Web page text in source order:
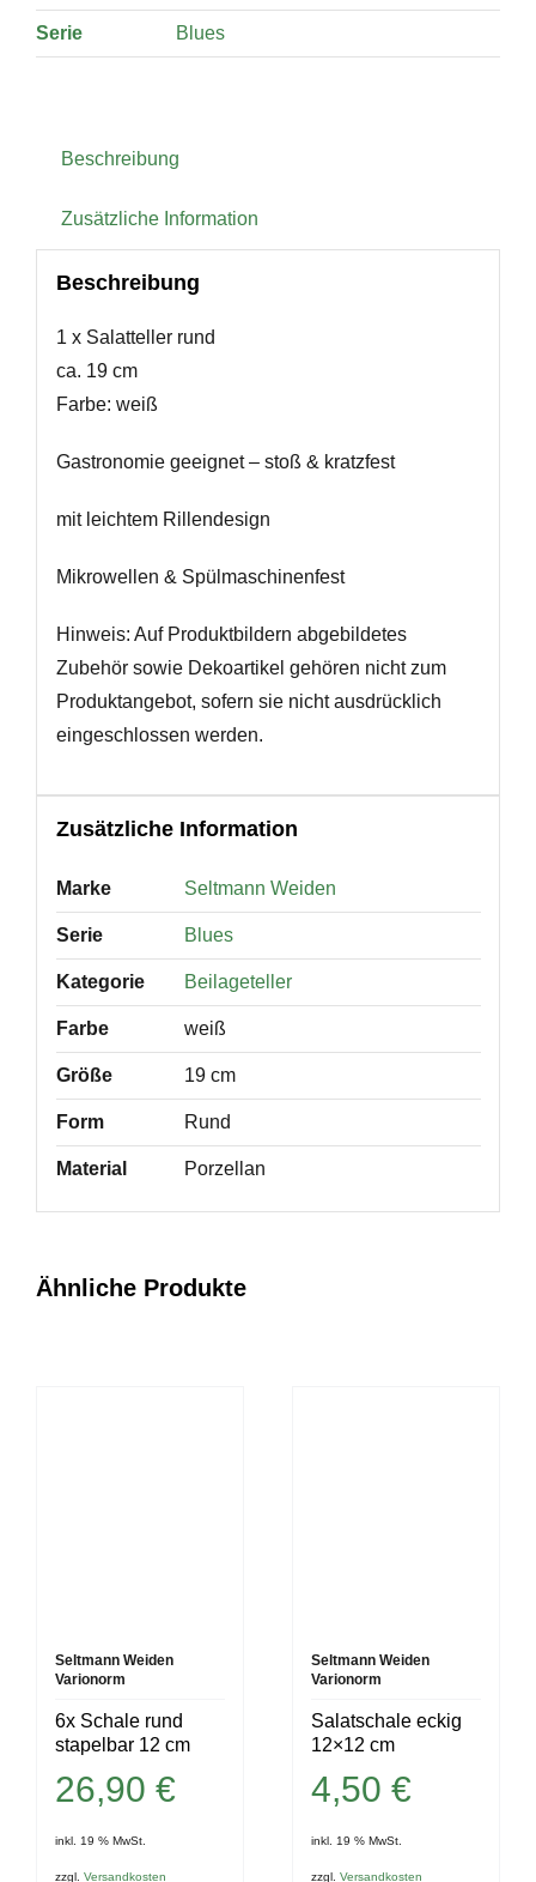
Serie Blues
Beschreibung
Zusätzliche Information
Beschreibung
1 x Salatteller rund
ca. 19 cm
Farbe: weiß
Gastronomie geeignet – stoß & kratzfest
mit leichtem Rillendesign
Mikrowellen & Spülmaschinenfest
Hinweis: Auf Produktbildern abgebildetes
Zubehör sowie Dekoartikel gehören nicht zum
Produktangebot, sofern sie nicht ausdrücklich
eingeschlossen werden.
Zusätzliche Information
Marke Seltmann Weiden
Serie Blues
Kategorie Beilageteller
Farbe weiß
Größe 19 cm
Form Rund
Material Porzellan
Ähnliche Produkte
Seltmann Weiden
Varionorm
6x Schale rund
stapelbar 12 cm
26,90 €
inkl. 19 % MwSt.
zzgl. Versandkosten
Seltmann Weiden
Varionorm
Salatschale eckig
12×12 cm
4,50€
inkl. 19 % MwSt.
zzgl.Versandkosten